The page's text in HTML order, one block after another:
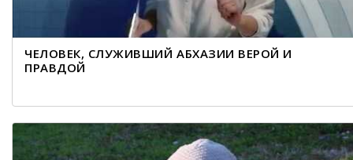
ЧЕЛОВЕК, СЛУЖИВШИЙ АБХАЗИИ ВЕРОЙ И
ПРАВДОЙ